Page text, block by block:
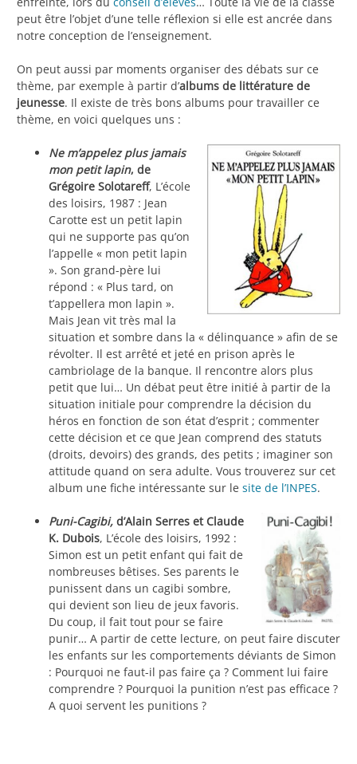
peut être l’objet d’une telle réflexion si elle est ancrée dans
notre conception de l’enseignement.
On peut aussi par moments organiser des débats sur ce
thème, par exemple à partir d’albums de littérature de
jeunesse. Il existe de très bons albums pour travailler ce
thème, en voici quelques uns :
Ne m’appelez plus jamais
mon petit lapin, de
Grégoire Solotareff, L’école
des loisirs, 1987 : Jean
Carotte est un petit lapin
qui ne supporte pas qu’on
l’appelle « mon petit lapin
». Son grand-père lui
répond : « Plus tard, on
t’appellera mon lapin ».
Mais Jean vit très mal la
situation et sombre dans la « délinquance » afin de se
révolter. Il est arrêté et jeté en prison après le
cambriolage de la banque. Il rencontre alors plus
petit que lui… Un débat peut être initié à partir de la
situation initiale pour comprendre la décision du
héros en fonction de son état d’esprit ; commenter
cette décision et ce que Jean comprend des statuts
(droits, devoirs) des grands, des petits ; imaginer son
attitude quand on sera adulte. Vous trouverez sur cet
album une fiche intéressante sur le site de l’INPES.
Puni-Cagibi, d’Alain Serres et Claude
K. Dubois, L’école des loisirs, 1992 :
Simon est un petit enfant qui fait de
nombreuses bêtises. Ses parents le
punissent dans un cagibi sombre,
qui devient son lieu de jeux favoris.
Du coup, il fait tout pour se faire
punir… A partir de cette lecture, on peut faire discuter
les enfants sur les comportements déviants de Simon
: Pourquoi ne faut-il pas faire ça ? Comment lui faire
comprendre ? Pourquoi la punition n’est pas efficace ?
A quoi servent les punitions ?